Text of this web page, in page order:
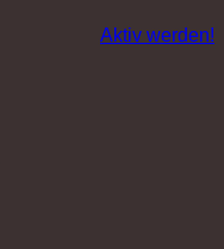
Aktiv werden!